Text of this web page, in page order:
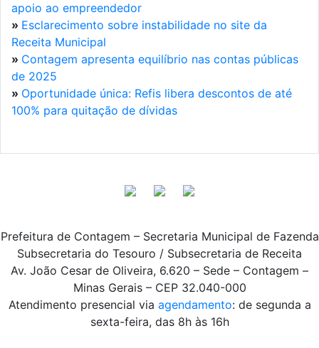
apoio ao empreendedor
» Esclarecimento sobre instabilidade no site da
Receita Municipal
» Contagem apresenta equilíbrio nas contas públicas
de 2025
» Oportunidade única: Refis libera descontos de até
100% para quitação de dívidas
Prefeitura de Contagem – Secretaria Municipal de Fazenda
Subsecretaria do Tesouro / Subsecretaria de Receita
Av. João Cesar de Oliveira, 6.620 – Sede – Contagem –
Minas Gerais – CEP 32.040-000
Atendimento presencial via agendamento: de segunda a
sexta-feira, das 8h às 16h